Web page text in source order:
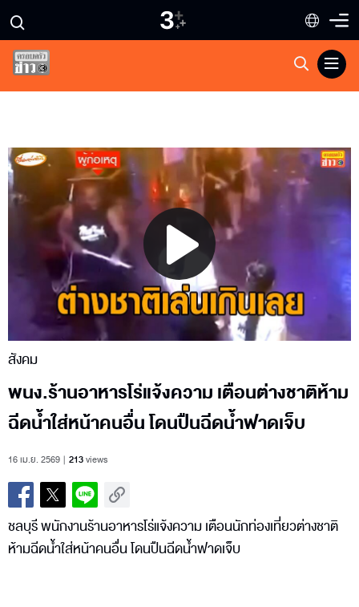
Play
Video
สังคม
พนง.ร้านอาหารโร่แจ้งความ เตือนต่างชาติห้าม
ฉีดน้ำใส่หน้าคนอื่น โดนปืนฉีดน้ำฟาดเจ็บ
16 เม.ย. 2569 213views
ชลบุรี พนักงานร้านอาหารโร่แจ้งความ เตือนนักท่องเที่ยวต่างชาติ
ห้ามฉีดน้ำใส่หน้าคนอื่น โดนปืนฉีดน้ำฟาดเจ็บ